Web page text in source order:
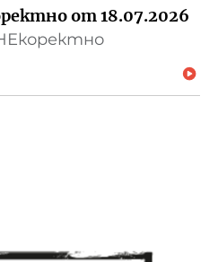
от 18.07.2026